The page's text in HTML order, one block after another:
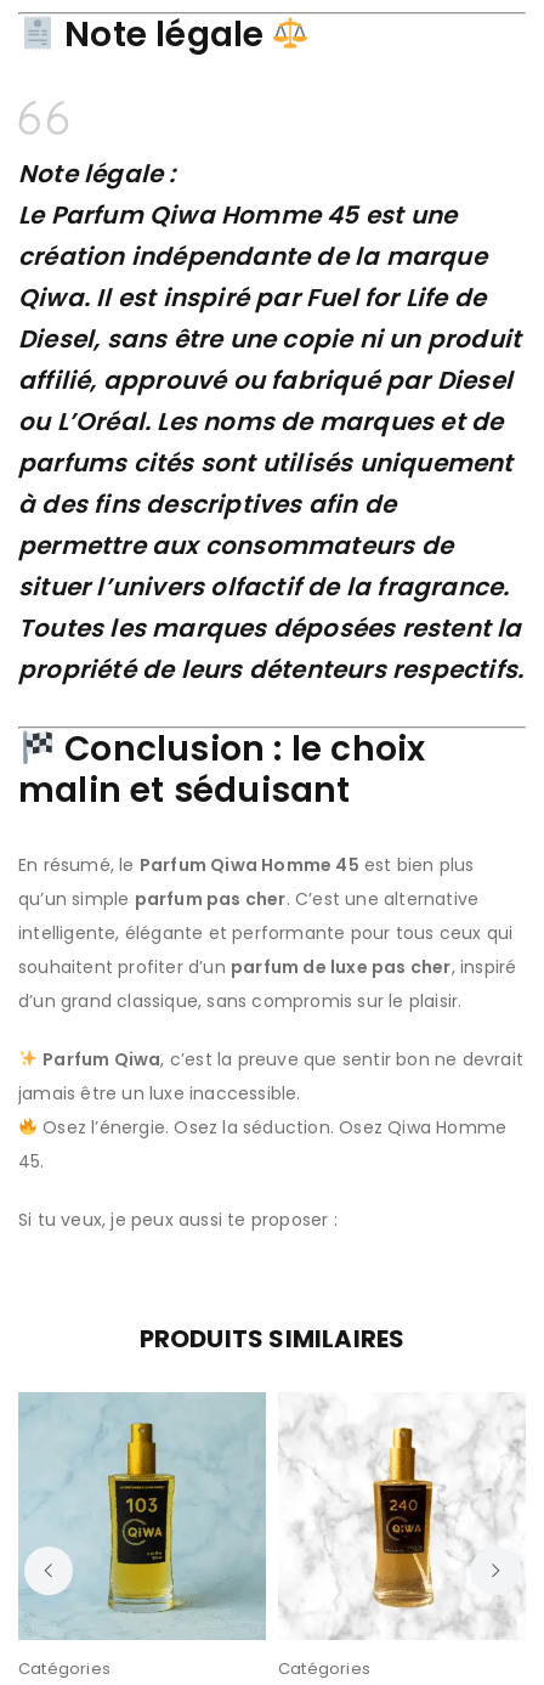
Note légale
Note légale :
LeParfum Qiwa Homme 45est une
création indépendante de la marque
Qiwa. Il estinspiré par Fuel for Life de
Diesel, sans être une copie ni un produit
affilié, approuvé ou fabriqué par Diesel
ou L’Oréal. Les noms de marques et de
parfums cités sont utilisés uniquement
à des fins descriptives afin de
permettre aux consommateurs de
situer l’univers olfactif de la fragrance.
Toutes les marques déposées restent la
propriété de leurs détenteurs respectifs.
Conclusion : le choix
malin et séduisant
En résumé, le Parfum Qiwa Homme 45 est bien plus
qu’un simple parfum pas cher. C’est une alternative
intelligente, élégante et performante pour tous ceux qui
souhaitent profiter d’un parfum de luxe pas cher, inspiré
d’un grand classique, sans compromis sur le plaisir.
Parfum Qiwa, c’est la preuve que sentir bon ne devrait
jamais être un luxe inaccessible.
Osez l’énergie. Osez la séduction. Osez Qiwa Homme
45.
Si tu veux, je peux aussi te proposer :
PRODUITS SIMILAIRES
Catégories
Catégories